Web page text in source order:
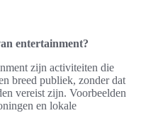
entertainment?
zijn activiteiten die
breed publiek, zonder dat
vereist zijn. Voorbeelden
en lokale